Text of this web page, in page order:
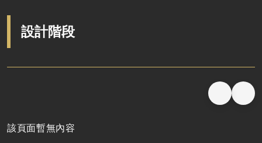
設計階段
該頁面暫無內容